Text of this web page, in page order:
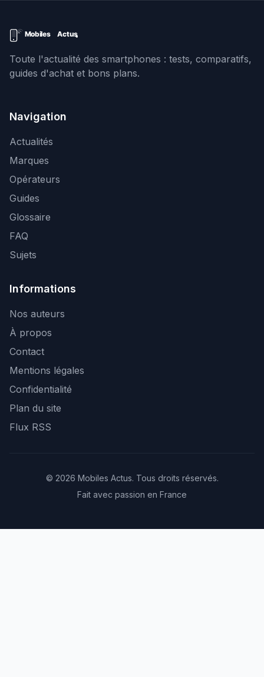
Toute l'actualité des smartphones : tests, comparatifs,
guides d'achat et bons plans.
Navigation
Actualités
Marques
Opérateurs
Guides
Glossaire
FAQ
Sujets
Informations
Nos auteurs
À propos
Contact
Mentions légales
Confidentialité
Plan du site
Flux RSS
© 2026 Mobiles Actus. Tous droits réservés.
Fait avec passion en France